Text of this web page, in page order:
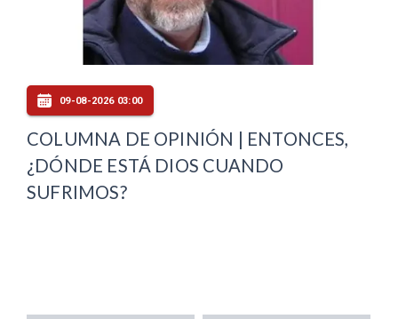
09-08-2026 03:00
COLUMNA DE OPINIÓN | ENTONCES,
¿DÓNDE ESTÁ DIOS CUANDO
SUFRIMOS?